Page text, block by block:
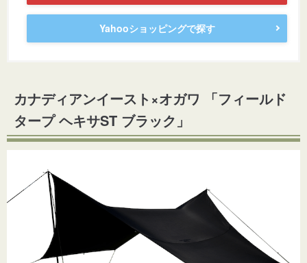
Yahooショッピングで探す
カナディアンイースト×オガワ 「フィールド
タープ ヘキサST ブラック」